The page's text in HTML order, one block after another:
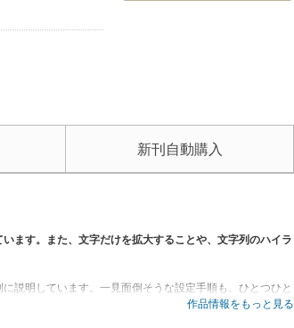
新刊自動購入
ます。また、文字だけを拡大することや、文字列のハイラ
説明しています。一見面倒そうな設定手順も、ひとつひと
基本のキホン」の電話やメール、ブラウザ、電話帳の使い
作品情報をもっと見る